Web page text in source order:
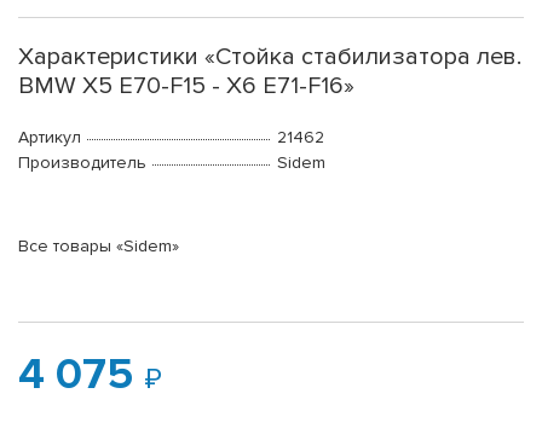
Характеристики «Стойка стабилизатора лев.
BMW X5 E70-F15 - X6 E71-F16»
Артикул
21462
Производитель
Sidem
Все товары «Sidem»
4 075